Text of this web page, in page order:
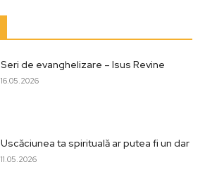
Seri de evanghelizare – Isus Revine
16.05.2026
Uscăciunea ta spirituală ar putea fi un dar
11.05.2026